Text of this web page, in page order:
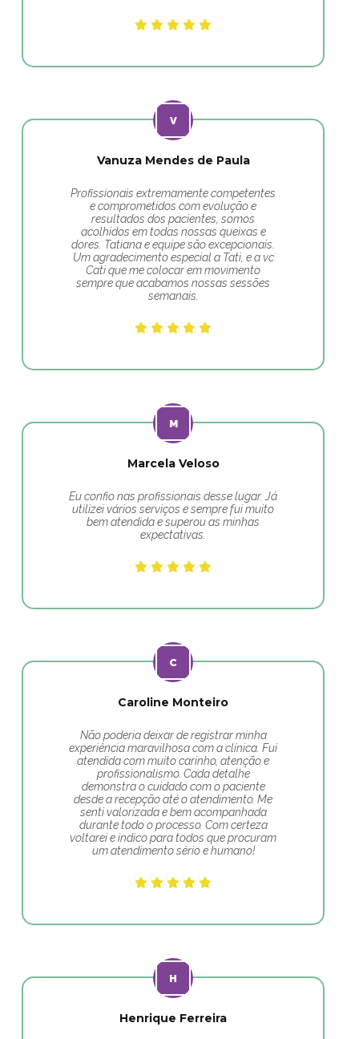
Vanuza Mendes de Paula
Profissionais extremamente competentes
e comprometidos com evolução e
resultados dos pacientes, somos
acolhidos em todas nossas queixas e
dores. Tatiana e equipe são excepcionais.
Um agradecimento especial a Tati, e a vc
Cati que me colocar em movimento
sempre que acabamos nossas sessões
semanais.
Marcela Veloso
Eu confio nas profissionais desse lugar. Já
utilizei vários serviços e sempre fui muito
bem atendida e superou as minhas
expectativas.
Caroline Monteiro
Não poderia deixar de registrar minha
experiência maravilhosa com a clínica. Fui
atendida com muito carinho, atenção e
profissionalismo. Cada detalhe
demonstra o cuidado com o paciente
desde a recepção até o atendimento. Me
senti valorizada e bem acompanhada
durante todo o processo. Com certeza
voltarei e indico para todos que procuram
um atendimento sério e humano!
Henrique Ferreira